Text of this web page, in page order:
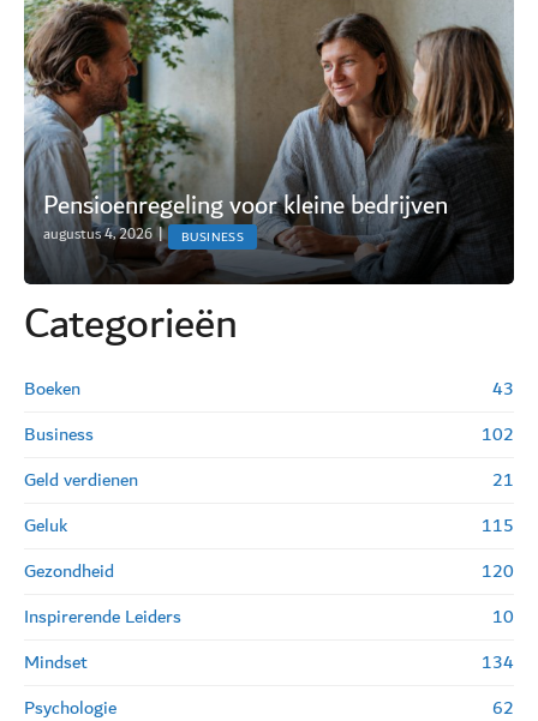
Pensioenregeling voor kleine bedrijven
augustus 4, 2026 | BUSINESS
Categorieën
Boeken
43
Business
102
Geld verdienen
21
Geluk
115
Gezondheid
120
Inspirerende Leiders
10
Mindset
134
Psychologie
62